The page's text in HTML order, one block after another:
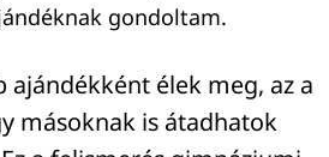
gondoltam.
élek meg, az a
másoknak is átadhatok